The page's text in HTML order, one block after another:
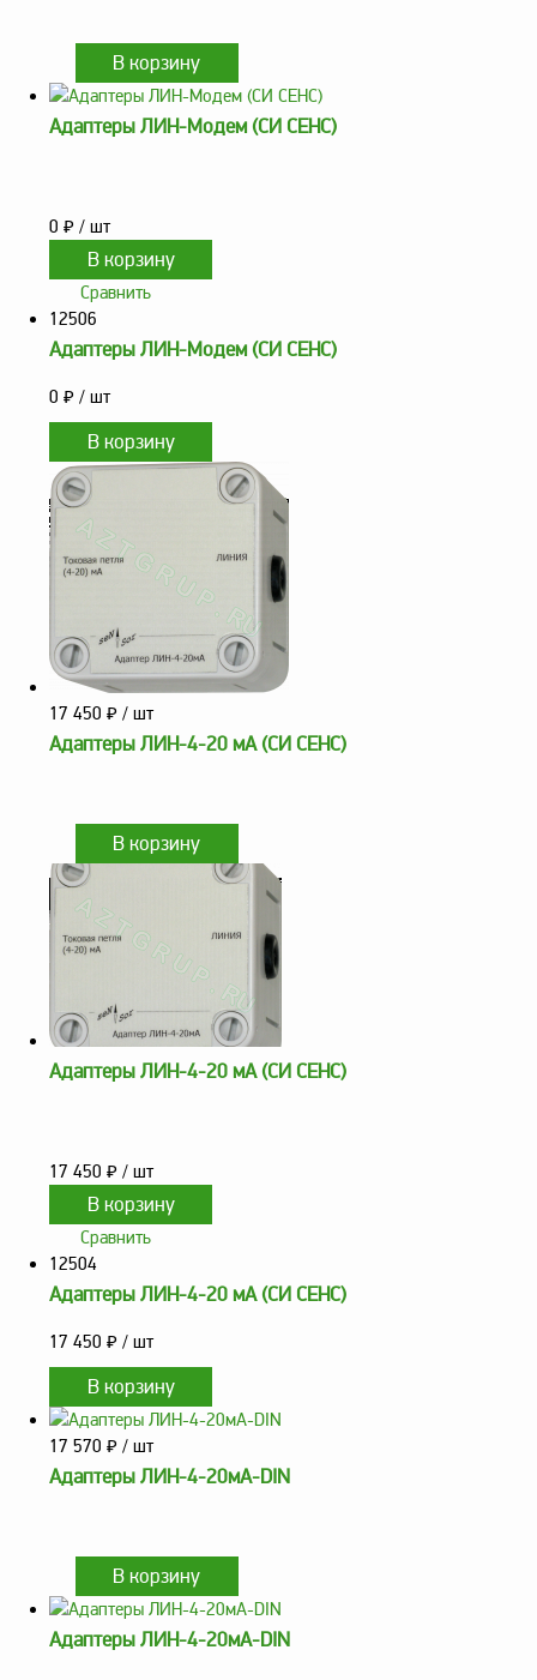
Адаптеры ЛИН-Модем (СИ СЕНС)
0 ₽ / шт
Сравнить
12506
Адаптеры ЛИН-Модем (СИ СЕНС)
0 ₽ / шт
17 450 ₽ / шт
Адаптеры ЛИН-4-20 мА (СИ СЕНС)
Адаптеры ЛИН-4-20 мА (СИ СЕНС)
17 450 ₽ / шт
Сравнить
12504
Адаптеры ЛИН-4-20 мА (СИ СЕНС)
17 450 ₽ / шт
17 570 ₽ / шт
Адаптеры ЛИН-4-20мА-DIN
Адаптеры ЛИН-4-20мА-DIN